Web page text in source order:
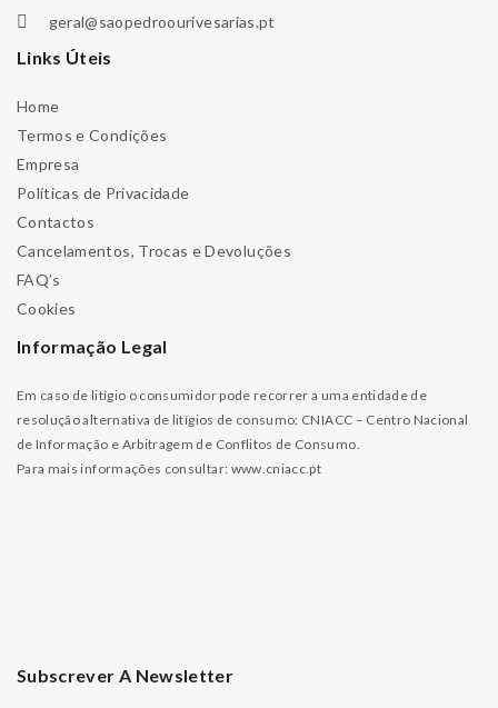
geral@saopedroourivesarias.pt
Links Úteis
Home
Termos e Condições
Empresa
Políticas de Privacidade
Contactos
Cancelamentos, Trocas e Devoluções
FAQ’s
Cookies
Informação Legal
Em caso de litígio o consumidor pode recorrer a uma entidade de
resolução alternativa de litígios de consumo: CNIACC – Centro Nacional
de Informação e Arbitragem de Conflitos de Consumo.
Para mais informações consultar: www.cniacc.pt
Subscrever A Newsletter